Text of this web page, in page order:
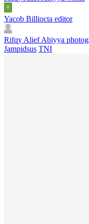
Yacob Billiocta editor
Rifqy Alief Abiyya
Jampidsus TNI